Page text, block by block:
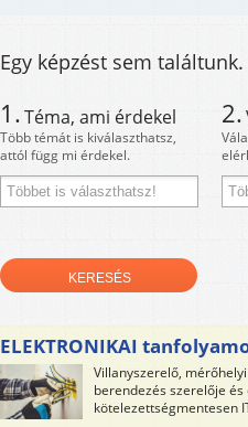
Egy képzést sem találtunk.
1.Téma, ami érdekel
Több témát is kiválaszthatsz,
attól függ mi érdekel.
2.
ELEKTRONIKAI
Villanyszerelő,
berendezés szerelője
kötelezettségmentesen